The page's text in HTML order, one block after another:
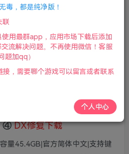
后查看
③ 游戏运行
④ DX修复下载
量45.4GB|官方简体中文|支持键
毒，都是纯净版！
联
用最群app，应用市场下载后添加
流解决问题。不再使用微信！客服
题加qq）
，需要哪个游戏可以留言或者联系
个人中心